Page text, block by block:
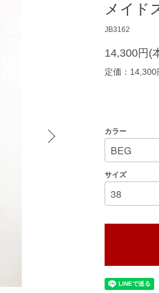
メイド
JB3162
14,300円(
定価：
カラー
サイズ